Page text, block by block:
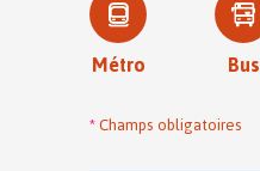
des
transport
des
transport
Métro
Bus
*Champs obligatoires